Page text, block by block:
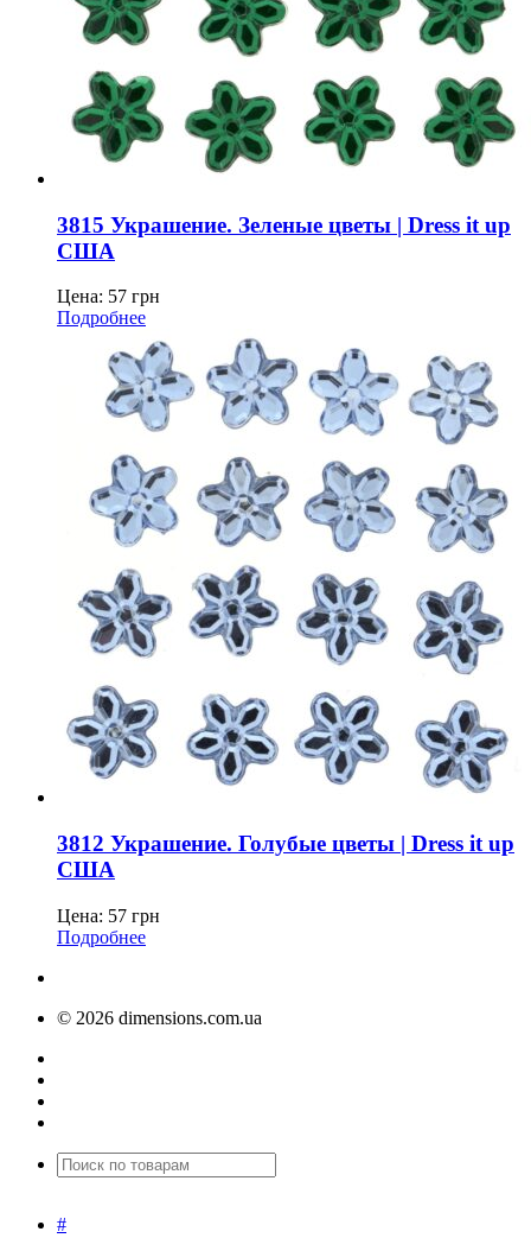
3815 Украшение. Зеленые цветы | Dress it up
США
Цена: 57 грн
Подробнее
3812 Украшение. Голубые цветы | Dress it up
США
Цена: 57 грн
Подробнее
© 2026 dimensions.com.ua
#